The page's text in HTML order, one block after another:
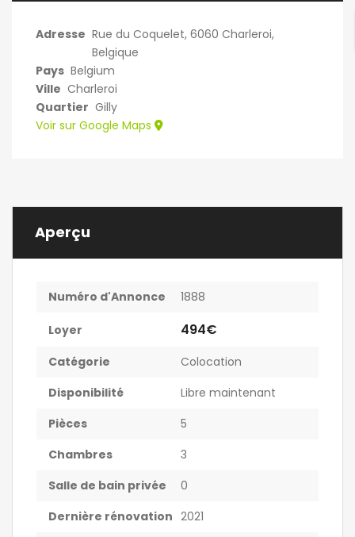
Adresse Rue du Coquelet, 6060 Charleroi,
Belgique
Pays Belgium
Ville Charleroi
Quartier Gilly
Voir sur Google Maps
Aperçu
Numéro d'Annonce 1888
Loyer 494€
Catégorie
Colocation
Disponibilité
Libre maintenant
Pièces
5
Chambres
3
Salle de bain privée
0
Dernière rénovation 2021